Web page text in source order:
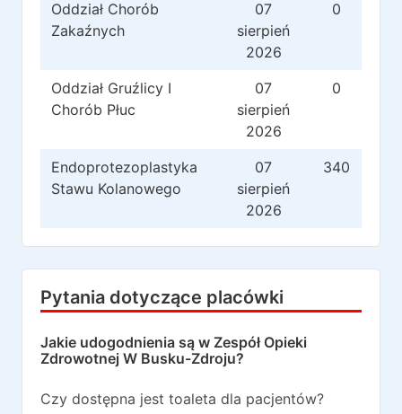
Oddział Chorób
Zakaźnych
07
sierpień
2026
0
Oddział Gruźlicy I
Chorób Płuc
07
sierpień
2026
0
Endoprotezoplastyka
Stawu Kolanowego
07
sierpień
2026
340
Pytania dotyczące placówki
Jakie udogodnienia są w Zespół Opieki
Zdrowotnej W Busku-Zdroju?
Czy dostępna jest toaleta dla pacjentów?